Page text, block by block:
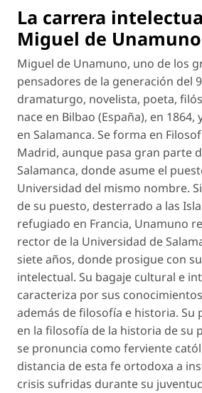
La carrera
Miguel de Unamuno
Miguel de Unamuno, uno de los
pensadores de la generación del
dramaturgo, novelista, poeta,
nace en Bilbao (España), en 1864,
en Salamanca. Se forma en
Madrid, aunque pasa gran parte
Salamanca, donde asume el
Universidad del mismo nombre.
de su puesto, desterrado a las
refugiado en Francia, Unamuno
rector de la Universidad de
siete años, donde prosigue con
intelectual. Su bagaje cultural e
caracteriza por sus
además de filosofía e historia. Su
en la filosofía de la historia de su
se pronuncia como ferviente
distancia de esta fe ortodoxa a
crisis sufridas durante su